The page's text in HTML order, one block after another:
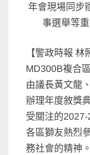
年會現場同步
事選舉等
【警政時報
MD300B複合
由議長黃文龍
辦理年度敘獎
受關注的
各區獅友熱烈
務社會的精神。